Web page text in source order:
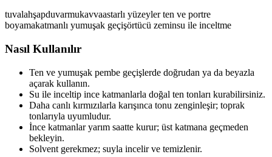
tuvalahşapduvarmukavvaastarlı yüzeyler ten ve portre
boyamakatmanlı yumuşak geçişörtücü zeminsu ile inceltme
Nasıl Kullanılır
Ten ve yumuşak pembe geçişlerde doğrudan ya da beyazla
açarak kullanın.
Su ile inceltip ince katmanlarla doğal ten tonları kurabilirsiniz.
Daha canlı kırmızılarla karışınca tonu zenginleşir; toprak
tonlarıyla uyumludur.
İnce katmanlar yarım saatte kurur; üst katmana geçmeden
bekleyin.
Solvent gerekmez; suyla incelir ve temizlenir.